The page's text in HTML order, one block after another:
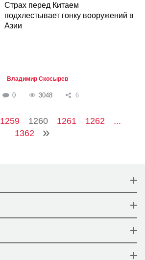
Cтрах перед Китаем
подхлестывает гонку вооружений в
Азии
Владимир Скосырев
0 3048 6
1259 1260 1261 1262
...
1362